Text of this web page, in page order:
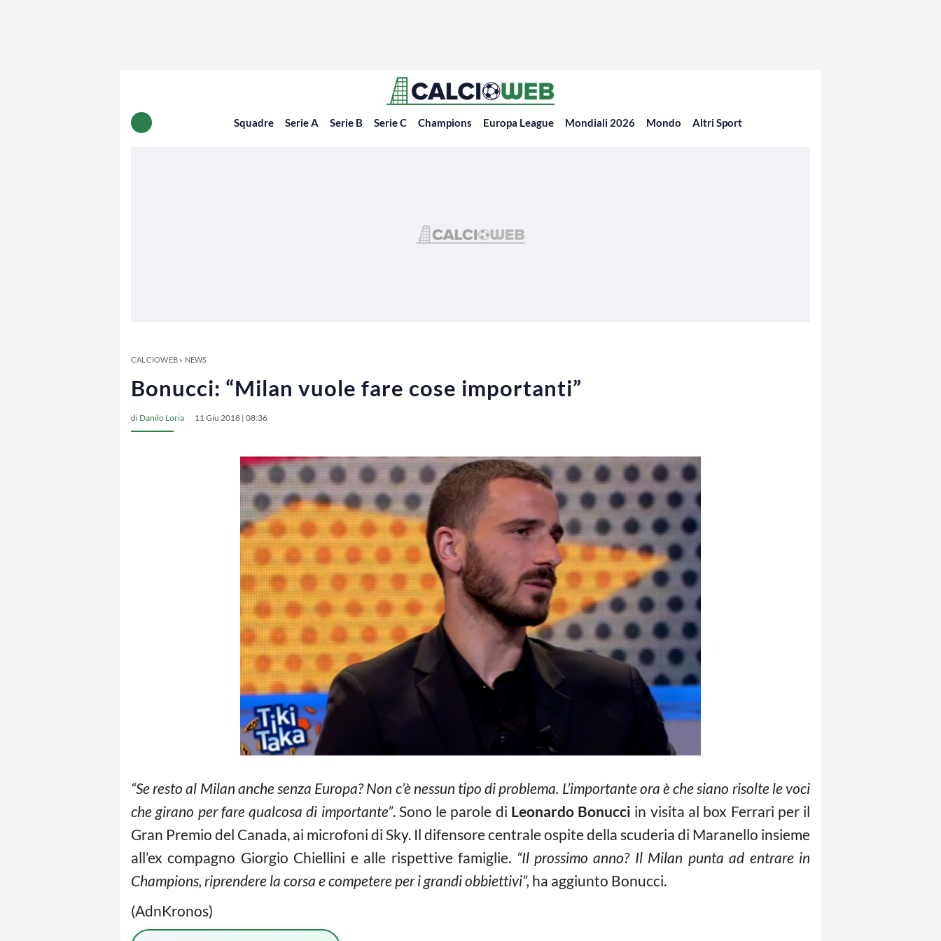
Squadre Serie A Serie B Serie C Champions Europa League Mondiali 2026 Mondo Altri Sport
CALCIOWEB» NEWS
Bonucci: “Milan vuole fare cose importanti”
di Danilo Loria 11 Giu 2018 | 08:36
“Se resto al Milan anche senza Europa? Non c’è nessun tipo di problema. L’importante ora è che siano risolte le voci
che girano per fare qualcosa di importante”. Sono le parole di Leonardo Bonucci in visita al box Ferrari per il
Gran Premio del Canada, ai microfoni di Sky. Il difensore centrale ospite della scuderia di Maranello insieme
all’ex compagno Giorgio Chiellini e alle rispettive famiglie. “Il prossimo anno? Il Milan punta ad entrare in
Champions, riprendere la corsa e competere per i grandi obbiettivi”, ha aggiunto Bonucci.
(AdnKronos)